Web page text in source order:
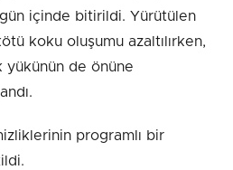
içinde bitirildi. Yürütülen
koku oluşumu azaltılırken,
yükünün de önüne
programlı bir